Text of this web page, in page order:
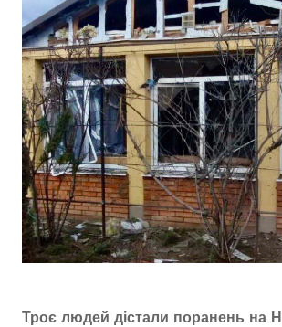
Троє людей дістали поранень на